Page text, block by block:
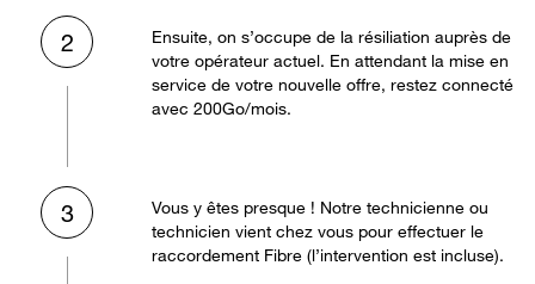
2
Ensuite, on s’occupe de la résiliation auprès de
votre opérateur actuel. En attendant la mise en
service de votre nouvelle offre, restez connecté
avec 200Go/mois.
3
Vous y êtes presque ! Notre technicienne ou
technicien vient chez vous pour effectuer le
raccordement Fibre (l’intervention est incluse).